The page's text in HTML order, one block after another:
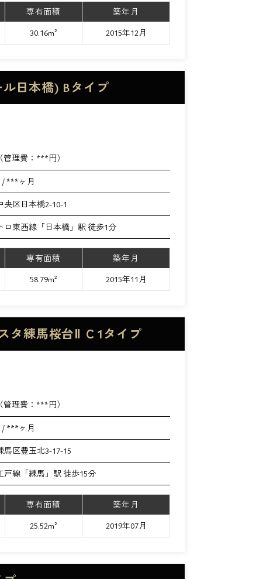
専有面積
築年月
30.16m² 2015年12月
ル日本橋) Bタイプ
管理費： ***円）
***ヶ月
央区日本橋2-10-1
ロ東西線「日本橋」駅 徒歩1分
専有面積
築年月
58.79m² 2015年11月
タ練馬桜台Ⅱ Ｃ1タイプ
管理費： ***円）
***ヶ月
馬区豊玉北3-17-15
戸線「練馬」駅 徒歩15分
専有面積
築年月
25.52m² 2019年07月